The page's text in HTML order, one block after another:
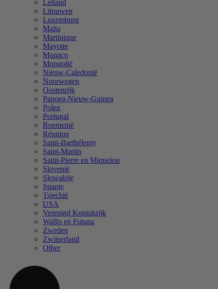
Letland
Litouwen
Luxemburg
Malta
Martinique
Mayotte
Monaco
Mongolië
Nieuw-Caledonië
Noorwegen
Oostenrijk
Papoea-Nieuw-Guinea
Polen
Portugal
Roemenië
Réunion
Saint-Barthélemy
Saint-Martin
Saint-Pierre en Miquelon
Slovenië
Slowakije
Spanje
Tsjechië
USA
Verenigd Koninkrijk
Wallis en Futuna
Zweden
Zwitserland
Other